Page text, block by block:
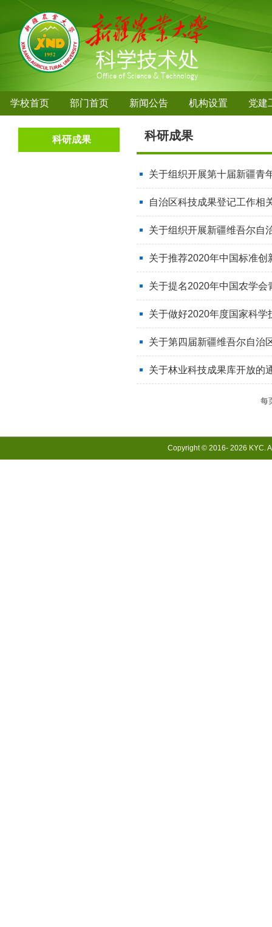
学校首页 部门首页 新闻公告 机构设置 党建
科研成果 科研成果
关于组织开展第十届新疆青
自治区科技成果登记工作相
关于组织开展新疆维吾尔自
关于推荐2020年中国标准
关于提名2020年中国农学会
关于做好2020年度国家科学
关于第四届新疆维吾尔自治
关于林业科技成果库开放的
每
Copyright © 2016- 2026 KYC.